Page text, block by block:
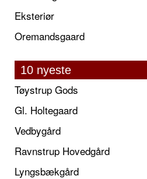
Eksteriør
Oremandsgaard
10 nyeste
Tøystrup Gods
Gl. Holtegaard
Vedbygård
Ravnstrup Hovedgård
Lyngsbækgård